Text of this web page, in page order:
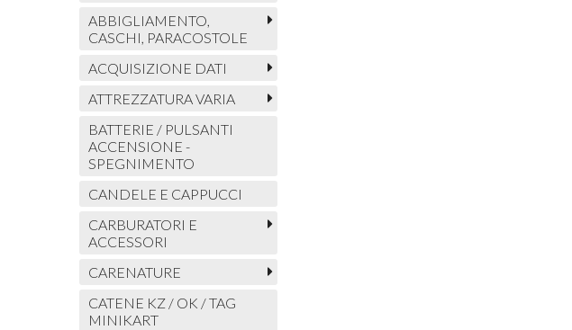
ABBIGLIAMENTO,
CASCHI, PARACOSTOLE
ACQUISIZIONE DATI
ATTREZZATURA VARIA
BATTERIE / PULSANTI
ACCENSIONE -
SPEGNIMENTO
CANDELE E CAPPUCCI
CARBURATORI E
ACCESSORI
CARENATURE
CATENE KZ / OK / TAG
MINIKART